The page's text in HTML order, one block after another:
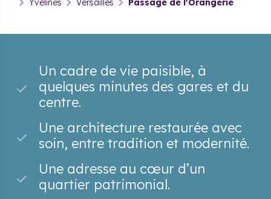
Yvelines
Versailles Passage de l'Orangerie
Un cadre de vie paisible, à
quelques minutes des gares et du
centre.
Une architecture restaurée avec
soin, entre tradition et modernité.
Une adresse au cœur d’un
quartier patrimonial.